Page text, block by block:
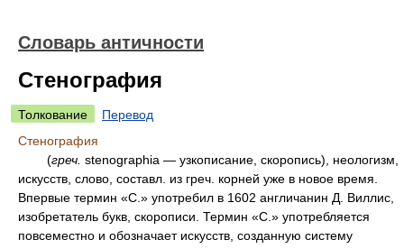
Словарь античности
Стенография
Толкование
Перевод
Стенография
(греч. stenographia — узкописание, скоропись), неологизм,
искусств, слово, составл. из греч. корней уже в новое время.
Впервые термин «С.» употребил в 1602 англичанин Д. Виллис,
изобретатель букв, скорописи. Термин «С.» употребляется
повсеместно и обозначает искусств, созданную систему